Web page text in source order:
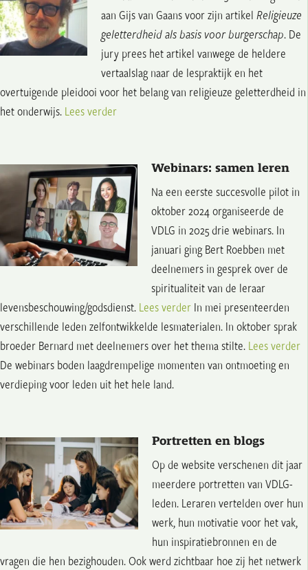
aan Gijs van Gaans voor zijn artikel Religieuze
geletterdheid als basis voor burgerschap. De
jury prees het artikel vanwege de heldere
vertaalslag naar de lespraktijk en het
overtuigende pleidooi voor het belang van religieuze geletterdheid in
het onderwijs. Lees verder
Webinars: samen leren
Na een eerste succesvolle pilot in
oktober 2024 organiseerde de
VDLG in 2025 drie webinars. In
januari ging Bert Roebben met
deelnemers in gesprek over de
spiritualiteit van de leraar
levensbeschouwing/godsdienst. Lees verder In mei presenteerden
verschillende leden zelfontwikkelde lesmaterialen. In oktober sprak
broeder Bernard met deelnemers over het thema stilte. Lees verder
De webinars boden laagdrempelige momenten van ontmoeting en
verdieping voor leden uit het hele land.
Portretten en blogs
Op de website verschenen dit jaar
meerdere portretten van VDLG-
leden. Leraren vertelden over hun
werk, hun motivatie voor het vak,
hun inspiratiebronnen en de
vragen die hen bezighouden. Ook werd zichtbaar hoe zij het netwerk